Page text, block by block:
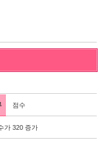
점수
가 320 증가